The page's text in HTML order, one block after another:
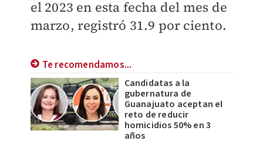
el 2023 en esta fecha del mes de
marzo, registró 31.9 por ciento.
Te recomendamos...
Candidatas a la
gubernatura de
Guanajuato aceptan el
reto de reducir
homicidios 50% en 3
años